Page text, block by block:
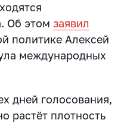
Об этомзаявил
политике Алексей
международных
дней голосования,
растёт плотность